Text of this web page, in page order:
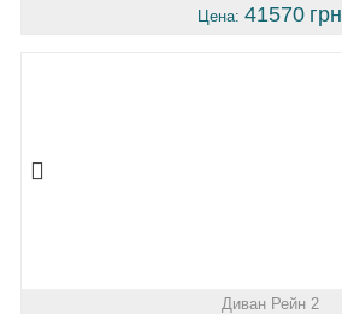
Цена: 41570 грн
Диван Рейн 2